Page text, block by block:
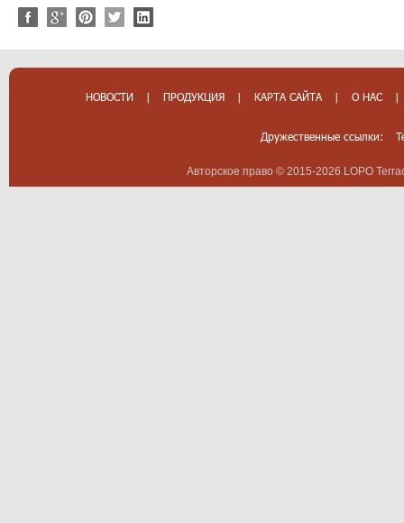
НОВОСТИ | ПРОДУКЦИЯ | КАРТА САЙТА | О НАС |
Дружественные ссылки:
Авторское право © 2015-2026 LOPO